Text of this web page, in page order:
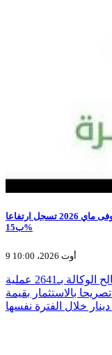
الاستثمارات الفلاحية الخاصة المصادق عليها الى موفى ماي 2026 تسجل ارتفاعا
ب15%
9 أوت 2026، 10:00
تم إلى موفى ماي 2026 التصريح لدى مصالح الوكالة بـ2641 عملية
استثمار بقيمة 510 ملايين دينار، مقابل 2496 تصريحا بالاستثمار بقيمة